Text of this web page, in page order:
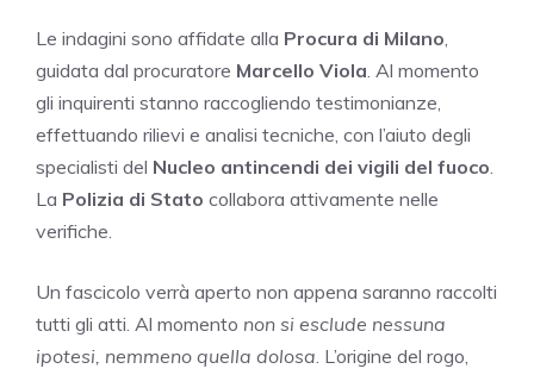
Le indagini sono affidate alla Procura di Milano,
guidata dal procuratore Marcello Viola. Al momento
gli inquirenti stanno raccogliendo testimonianze,
effettuando rilievi e analisi tecniche, con l’aiuto degli
specialisti del Nucleo antincendi dei vigili del fuoco.
La Polizia di Stato collabora attivamente nelle
verifiche.
Un fascicolo verrà aperto non appena saranno raccolti
tutti gli atti. Al momento non si esclude nessuna
ipotesi, nemmeno quella dolosa. L’origine del rogo,